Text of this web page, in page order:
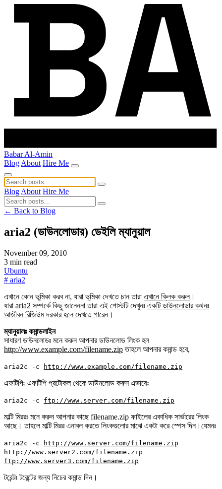
Babar Al-Amin
Blog About Hire Me
Blog About Hire Me
← Back to Blog
aria2 (ডাউনলোডার) ডেইলি ম্যানুয়াল
November 09, 2010
3 min read
Ubuntu
# aria2
এখানে কোন ভুমিকা করব না, যারা ভূমিকা দেখতে চান তারা এখানে ক্লিক করুন।
যারা aria2 সম্পর্কে কিছু জানেননা তারা এই পোস্টটি দেখুনঃ একটি ডাউনলোডার কথনঃ
আজীবন রিজিউম দরকার হলে দেখতে পারেন।
ম্যানুয়ালঃ কমান্ডলাইন
সাধারণ ডাউনলোডঃ মনে করুন আপনার ডাউনলোড লিংক হল
http://www.example.com/filename.zipতাহলে আপনার কমান্ড হবে,
aria2c -c http://www.example.com/filename.zip
এফটিপিঃ এফটিপি প্রটোকল থেকে ডাউনলোড করুন এভাবেঃ
aria2c -c ftp://www.server.com/filename.zip
মাল্টি মিররঃ মনে করুন আপনার কাছে filename.zip ফাইলের একাধিক সার্ভারের লিংক
আছে। তাহলে মাল্টি মিরর এনাবল করতে লিংকগুলোর মাঝে একটা করে স্পেস দিন।যেমনঃ
aria2c -c
http://www.server.com/filename.zip
http://www.server2.com/filename.zip
ftp://www.server3.com/filename.zip
টরেন্টঃ টরেন্টের জন্য নিচের কমান্ড দিন।